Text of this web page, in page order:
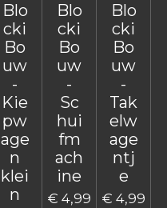
Blo
cki
Bo
uw
-
Kie
pw
age
n
klei
n
Blo
cki
Bo
uw
-
Sc
hui
fm
ach
ine
€ 4,99
Blo
cki
Bo
uw
-
Tak
elw
age
ntj
e
€ 4,99